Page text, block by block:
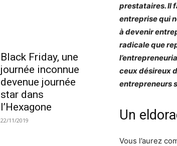
Black Friday, une
journée inconnue
devenue journée
star dans
l’Hexagone
22/11/2019
prestataires. Il
entreprise qui
à devenir
radicale que
ceux désireux
entrepreneurs
Un
Vous l’aurez